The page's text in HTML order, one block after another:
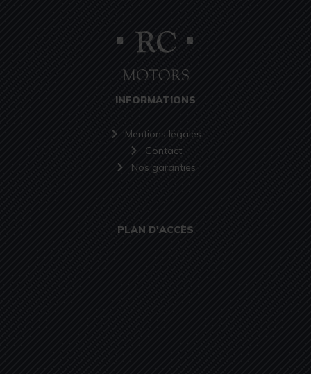
INFORMATIONS
Mentions légales
Contact
Nos garanties
PLAN D'ACCÈS